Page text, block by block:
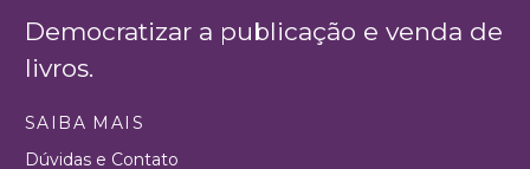
Democratizar a publicação e venda de
livros.
SAIBA MAIS
Dúvidas e Contato